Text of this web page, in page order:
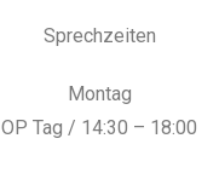
Sprechzeiten
Montag
OP Tag / 14:30 – 18:00